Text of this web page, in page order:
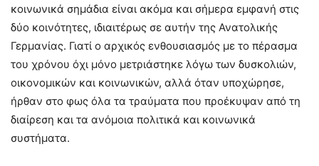
κοινωνικά σημάδια είναι ακόμα και σήμερα εμφανή στις
δύο κοινότητες, ιδιαιτέρως σε αυτήν της Ανατολικής
Γερμανίας. Γιατί ο αρχικός ενθουσιασμός με το πέρασμα
του χρόνου όχι μόνο μετριάστηκε λόγω των δυσκολιών,
οικονομικών και κοινωνικών, αλλά όταν υποχώρησε,
ήρθαν στο φως όλα τα τραύματα που προέκυψαν από τη
διαίρεση και τα ανόμοια πολιτικά και κοινωνικά
συστήματα.